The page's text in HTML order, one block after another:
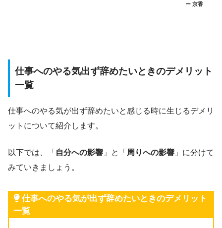
ー 京香
仕事へのやる気出ず辞めたいときのデメリット
一覧
仕事へのやる気が出ず辞めたいと感じる時に生じるデメリ
ットについて紹介します。
以下では、「 自分への影響 」と「 周りへの影響 」に分けて
みていきましょう。
仕事へのやる気が出ず辞めたいときのデメリット
一覧